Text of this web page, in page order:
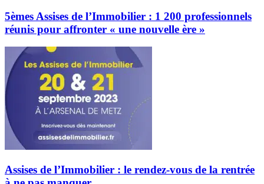
5èmes Assises de l’Immobilier : 1 200 professionnels
réunis pour affronter « une nouvelle ère »
Assises de l’Immobilier : le rendez-vous de la rentrée